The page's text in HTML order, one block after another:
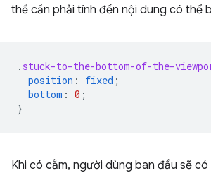
thể cần phải tính đến nội dung có thể
. stuck-to-the-bottom-of-the-
position : fixed ;
bottom : 0 ;
}
Khi có cằm, người dùng ban đầu sẽ